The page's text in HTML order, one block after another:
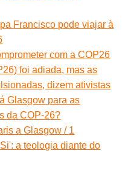
Francisco pode viajar à
com a COP26
foi adiada, mas as
dizem ativistas
Glasgow para as
da COP-26?
a Glasgow / 1
a teologia diante do